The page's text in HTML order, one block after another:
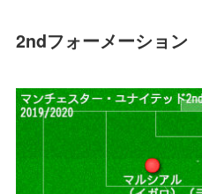
2ndフォーメーション